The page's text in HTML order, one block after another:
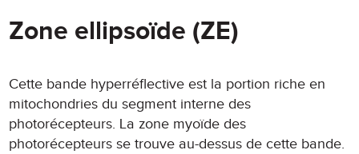
Professional
Development
Zone ellipsoïde (ZE)
Cette bande hyperréflective est la portion riche en
mitochondries du segment interne des
photorécepteurs. La zone myoïde des
photorécepteurs se trouve au-dessus de cette bande.